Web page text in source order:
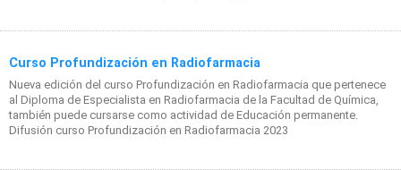
Curso Profundización en Radiofarmacia
Nueva edición del curso Profundización en Radiofarmacia que pertenece
al Diploma de Especialista en Radiofarmacia de la Facultad de Química,
también puede cursarse como actividad de Educación permanente.
Difusión curso Profundización en Radiofarmacia 2023